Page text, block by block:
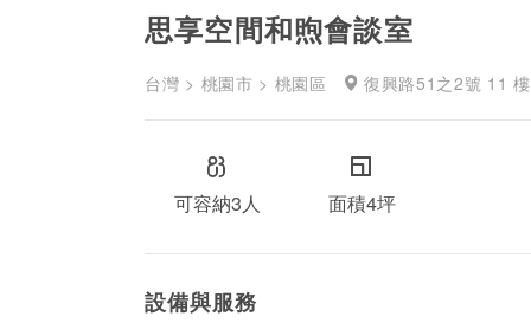
思享空間和煦會談室
台灣 > 桃園市 > 桃園區 復興路51之2號 11 樓
可容納3人 面積4坪
設備與服務